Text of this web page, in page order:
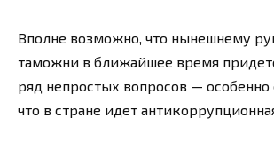
Вполне возможно, что нынешнему
таможни в ближайшее время
ряд непростых вопросов — особенно
что в стране идет